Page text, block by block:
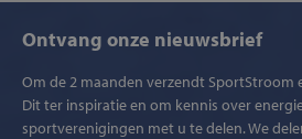
Ontvang onze nieuwsbrief
Om de 2 maanden verzendt SportStroom
Dit ter inspiratie en om kennis over
sportverenigingen met u te delen. We